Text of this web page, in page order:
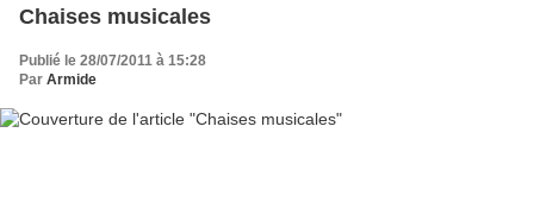
Chaises musicales
Publié le 28/07/2011 à 15:28
Par Armide